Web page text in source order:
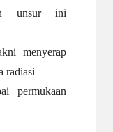
unsur ini
menyerap
radiasi
permukaan